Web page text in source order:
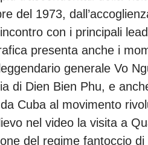
del 1973,
con i principali
presenta anche i
generale Vo
di Dien Bien Phu, e
Cuba al movimento
nel video la visita a
del regime fantoccio